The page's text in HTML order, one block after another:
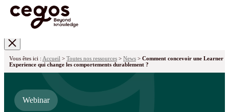
Vous êtes ici : Accueil > Toutes nos ressources > News > Comment concevoir une Learner
Experience qui change les comportements durablement ?
Webinar